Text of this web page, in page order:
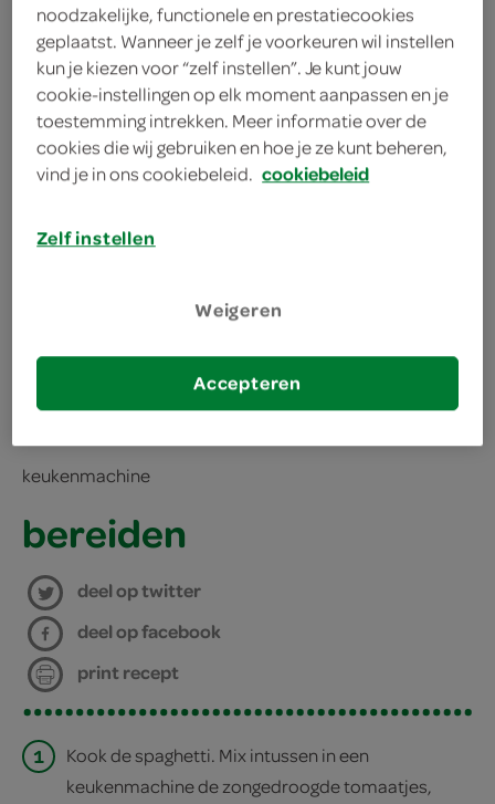
4 eetlepels olijfolie
1 teentje knoflook
2 eetlepels tomatenpuree
100 gram zongedroogde
benodigdheden
keukenmachine
bereiden
deel op twitter
deel op facebook
print recept
1
Kook de spaghetti. Mix intussen in een
keukenmachine de zongedroogde tomaatjes,
noodzakelijke, functionele en prestatiecookies
geplaatst. Wanneer je zelf je voorkeuren wil instellen
kun je kiezen voor “zelf instellen”. Je kunt jouw
cookie-instellingen op elk moment aanpassen en je
toestemming intrekken. Meer informatie over de
cookies die wij gebruiken en hoe je ze kunt beheren,
vind je in ons cookiebeleid. cookiebeleid
Zelf instellen
Weigeren
Accepteren